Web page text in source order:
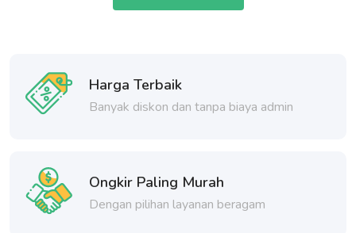
Harga Terbaik
Banyak diskon dan tanpa biaya admin
Ongkir Paling Murah
Dengan pilihan layanan beragam